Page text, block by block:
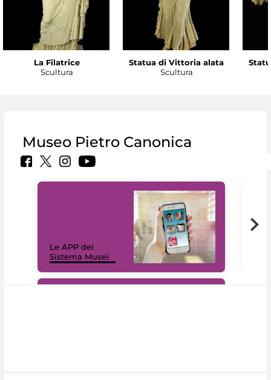
La Filatrice
Scultura
Statua di Vittoria alata
Scultura
Museo Pietro Canonica
Le APP del
Sistema Musei